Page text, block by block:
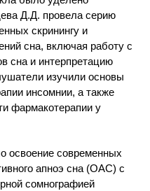
Д.Д. провела серию
скринингу и
сна, включая работу с
сна и интерпретацию
изучили основы
инсомнии, а также
фармакотерапии у
освоение современных
апноэ сна (ОАС) с
сомнографией